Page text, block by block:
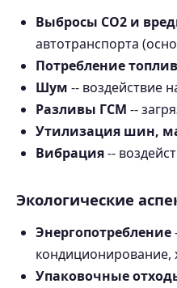
Выбросы CO2 и
автотранспорта
Потребление
Шум -- воздействие
Разливы ГСМ --
Утилизация шин,
Вибрация--
Экологические
Энергопотребление
кондиционирование,
Упаковочные